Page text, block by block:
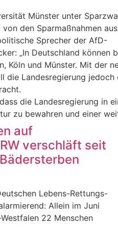
Münster unter
den Sparmaßnahmen
Sprecher der AfD-
„In Deutschland
Köln und Münster. Mit der
die Landesregierung
die Landesregierung in
zu bewahren und einer
auf
verschläft seit
Lebens-Rettungs-
Allein im Juni
22 Menschen